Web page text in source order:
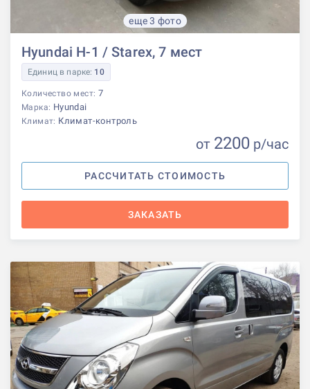
еще 3 фото
Hyundai H-1 / Starex, 7 мест
Единиц в парке: 10
Количество мест: 7
Марка: Hyundai
Климат: Климат-контроль
от 2200 р/час
РАССЧИТАТЬ СТОИМОСТЬ
ЗАКАЗАТЬ